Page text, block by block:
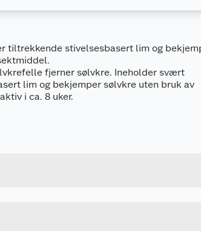
tiltrekkende stivelsesbasert lim og
fjerner sølvkre. Ineholder svært
lim og bekjemper sølvkre uten bruk av
i ca. 8 uker.